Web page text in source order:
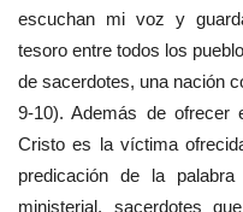
escuchan mi voz y
tesoro entre todos los
de sacerdotes, una nación
9-10). Además de
Cristo es la víctima
predicación de la
ministerial, sacerdotes